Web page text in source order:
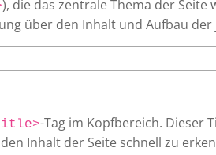
), die das zentrale Thema der Seite
über den Inhalt und Aufbau der
-Tag im Kopfbereich. Dieser
Inhalt der Seite schnell zu